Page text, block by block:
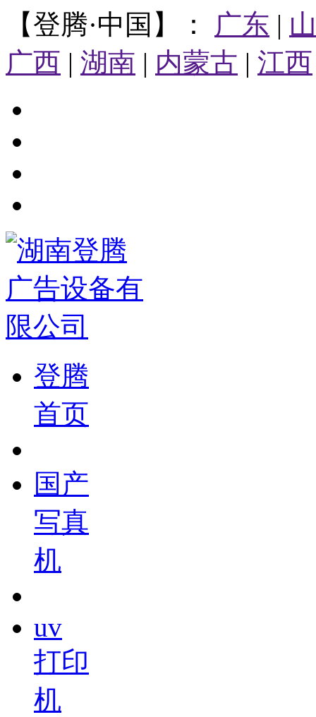
【登腾·中国】： 广东 |
广西 | 湖南 | 内蒙古 | 江西
登腾
首页
国产
写真
机
uv
打印
机